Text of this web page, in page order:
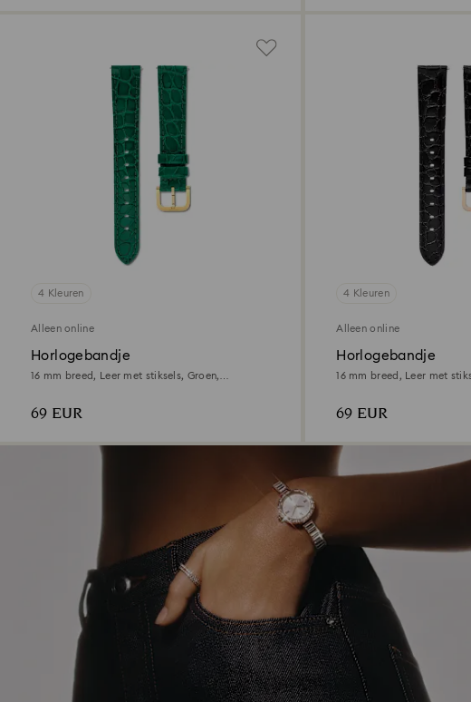
4 Kleuren
Alleen online
Horlogebandje
16 mm breed, Leer met stiksels, Groen,
69 EUR
4 Kleuren
Alleen online
Horlogebandje
16 mm breed, Leer met
69 EUR